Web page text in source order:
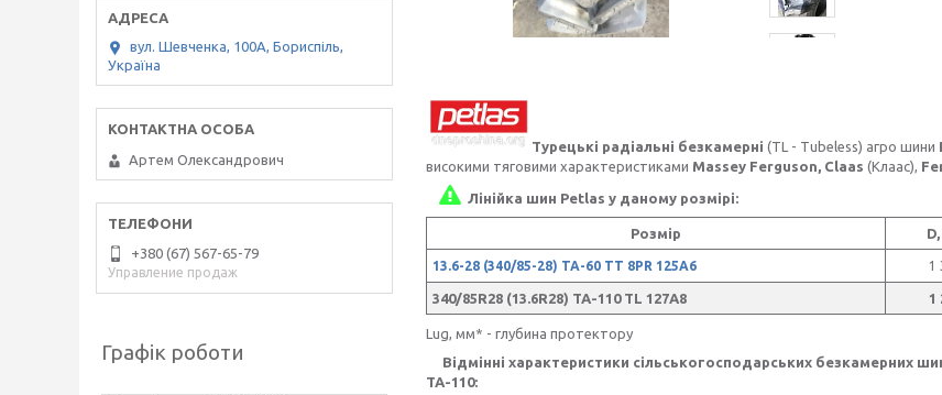
Турецькі радіальні безкамерні (TL - Tubeless) агро шини
високими тяговими характеристиками Massey Ferguson, Claas (Клаас),
Лінійка шин Petlas у даному розмірі:
Розмір
13.6-28 (340/85-28) TA-60 TT 8PR 125A6 1
340/85R28 (13.6R28) TA-110 TL 127A8
1
Lug, мм* - глубина протектору
Відмінні характеристики сільськогосподарських безкамерних
ТА-110:
вул. Шевченка, 100А, Бориспіль,
Україна
Артем Олександрович
+380 (67) 567-65-79
Управление продаж
Графік роботи